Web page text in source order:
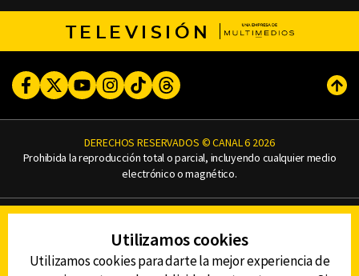
TELEVISIÓN
FacebookTwitterYoutubeInstagram
TikTokThreads
DERECHOS RESERVADOS © CANAL 6 2026
Prohibida la reproducción total o parcial, incluyendo cualquier medio
electrónico o magnético.
AVISO DE PRIVACIDAD
AVISO LEGAL
DEFENSORÍA DE LAS AUDIENCIAS
Utilizamos cookies
Utilizamos cookies para darte la mejor experiencia de